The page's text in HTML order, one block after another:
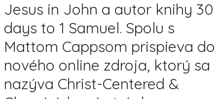
Jesus in John a autor knihy 30
days to 1 Samuel. Spolu s
Mattom Cappsom prispieva do
nového online zdroja, ktorý sa
nazýva Christ-Centered &